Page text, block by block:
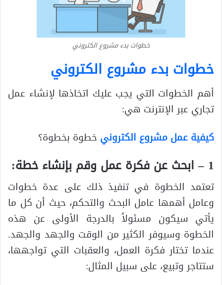
خطوات بدء مشروع الكتروني
خطوات بدء مشروع الكتروني
أهم الخطوات التي يجب عليك اتخاذها لإنشاء عمل
تجاري عبر الإنترنت هي:
كيفية عمل مشروع الكتروني خطوة بخطوة؟
1 – ابحث عن فكرة عمل وقم بإنشاء خطة:
تعتمد الخطوة في تنفيذ ذلك على عدة خطوات
وعامل أهمها عامل البحث والتحكم، حيث أن كل ما
يأتي سيكون مسئولاً بالدرجة الأولى عن هذه
الخطوة وسيوفر الكثير من الوقت والجهد والجهد.
عندما تختار فكرة العمل، والعقبات التي تواجهها،
ستتاجر وتبيع، على سبيل المثال: